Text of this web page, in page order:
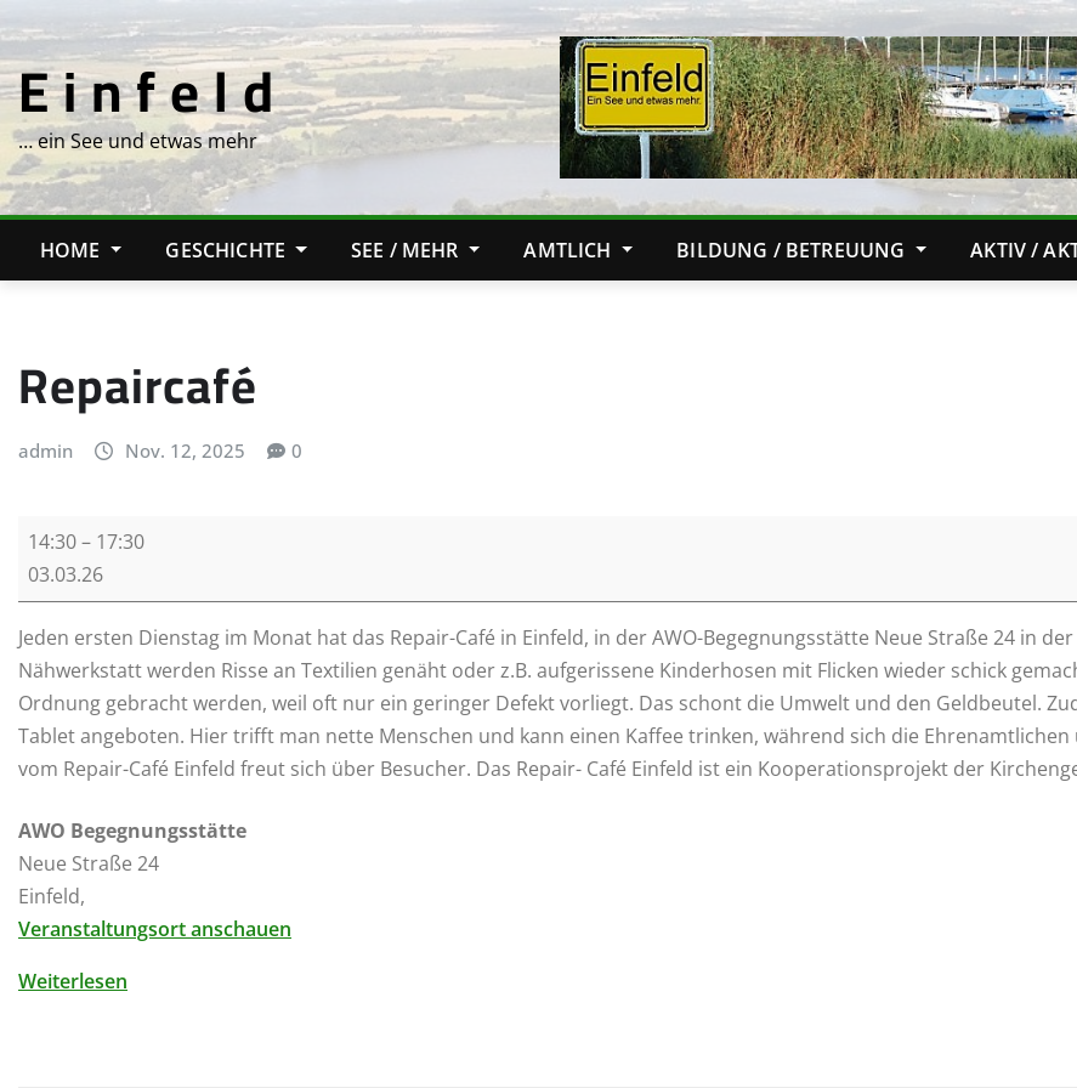
to
content
E i n f e l d
… ein See und etwas mehr
HOME GESCHICHTE SEE / MEHR AMTLICH BILDUNG / BETREUUNG AKTIV /
Repaircafé
admin Nov. 12, 2025 0
p
a
i
r
c
a
é
14:30– 17:30
03.03.26
Jeden ersten Dienstag im Monat hat das Repair-Café in Einfeld, in der AWO-Begegnungsstätte Neue Straße 24 in
Nähwerkstatt werden Risse an Textilien genäht oder z.B. aufgerissene Kinderhosen mit Flicken wieder schick
Ordnung gebracht werden, weil oft nur ein geringer Defekt vorliegt. Das schont die Umwelt und den Geldbeutel.
Tablet angeboten. Hier trifft man nette Menschen und kann einen Kaffee trinken, während sich die
vom Repair-Café Einfeld freut sich über Besucher. Das Repair- Café Einfeld ist ein Kooperationsprojekt der
AWO Begegnungsstätte
Neue Straße 24
Einfeld,
Veranstaltungsort anschauen
Weiterlesen